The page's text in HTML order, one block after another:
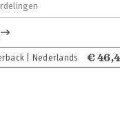
| Nederlands €